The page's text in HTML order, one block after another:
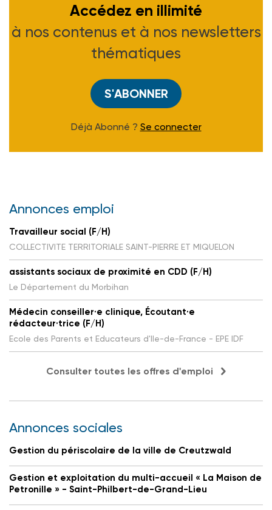
Accédez en illimité
à nos contenus et à nos newsletters
thématiques
S'ABONNER
Déjà Abonné ? Se connecter
Annonces emploi
Travailleur social (F/H)
COLLECTIVITE TERRITORIALE SAINT-PIERRE ET MIQUELON
assistants sociaux de proximité en CDD (F/H)
Le Département du Morbihan
Médecin conseiller·e clinique, Écoutant·e
rédacteur·trice (F/H)
Ecole des Parents et Educateurs d'Ile-de-France - EPE IDF
Consulter toutes les offres d'emploi
Annonces sociales
Gestion du périscolaire de la ville de Creutzwald
Gestion et exploitation du multi-accueil « La Maison de
Petronille » - Saint-Philbert-de-Grand-Lieu